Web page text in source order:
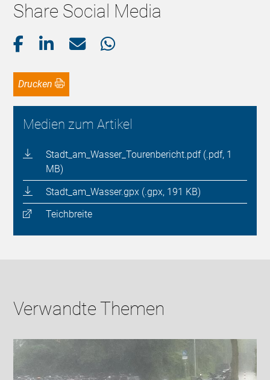
Share Social Media
Drucken
Medien zum Artikel
Stadt_am_Wasser_Tourenbericht.pdf (.pdf, 1
MB)
Stadt_am_Wasser.gpx (.gpx, 191 KB)
Teichbreite
Verwandte Themen